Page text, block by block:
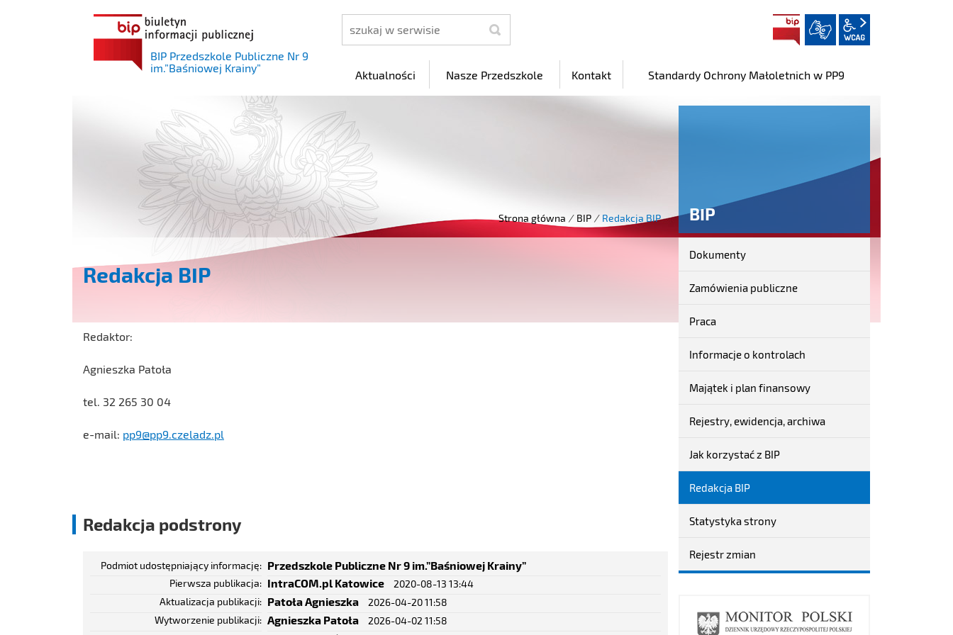
BIP Przedszkole Publiczne Nr 9
im.”Baśniowej Krainy”
szukaj BIP
Aktualności Nasze Przedszkole Kontakt Standardy Ochrony Małoletnich w PP9
Strona główna / BIP / Redakcja BIP BIP
Redakcja BIP
Redaktor:
Agnieszka Patoła
tel. 32 265 30 04
e-mail: pp9@pp9.czeladz.pl
Redakcja podstrony
Podmiot udostępniający informację Przedszkole Publiczne Nr 9 im.”Baśniowej Krainy”
Pierwsza publikacja IntraCOM.pl Katowice
2020-08-13 13:44
Aktualizacja publikacji
Patoła Agnieszka
2026-04-20 11:58
Wytworzenie publikacji
Agnieszka Patoła
2026-04-02 11:58
Dokumenty
Zamówienia publiczne
Praca
Informacje o kontrolach
Majątek i plan finansowy
Rejestry, ewidencja, archiwa
Jak korzystać z BIP
Redakcja BIP
Statystyka strony
Rejestr zmian